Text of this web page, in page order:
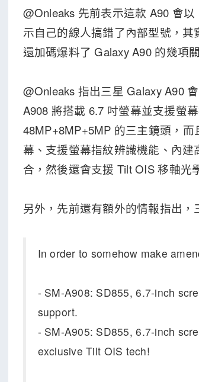
@Onleaks 先前表示這款 A90 會
示自己的線人搞錯了內部型號，
還加碼爆料了 Galaxy A90 的幾項
@Onleaks 指出三星 Galaxy A90
A908 將搭載 6.7 吋螢幕並支援螢
48MP+8MP+5MP 的三主鏡頭，
幕、支援螢幕指紋辨識機能、內
合，然後還會支援 Tilt OIS 移軸光
另外，先前還有額外的情報指出
In order to somehow make
- SM-A908: SD855, 6.7-inch
support.
- SM-A905: SD855, 6.7-inch
exclusive Tilt OIS tech!